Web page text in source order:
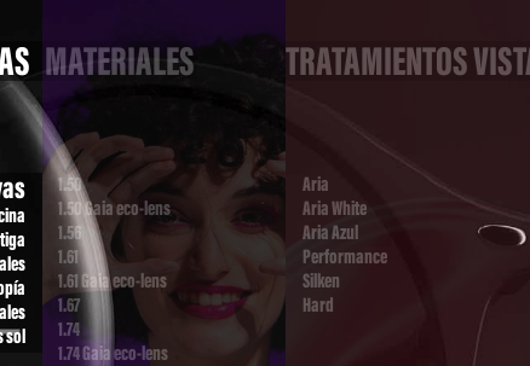
sol
MATERIALES
1.50
1.50 Gaia eco-lens
1.56
1.61
1.61 Gaia eco-lens
1.67
1.74
1.74 Gaia eco-lens
TRATAMIENTOS
Aria
Aria White
Aria Azul
Performance
Silken
Hard